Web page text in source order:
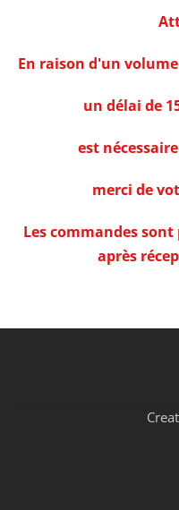
En raison d'un
un délai de
est
merci de
Les commandes
après